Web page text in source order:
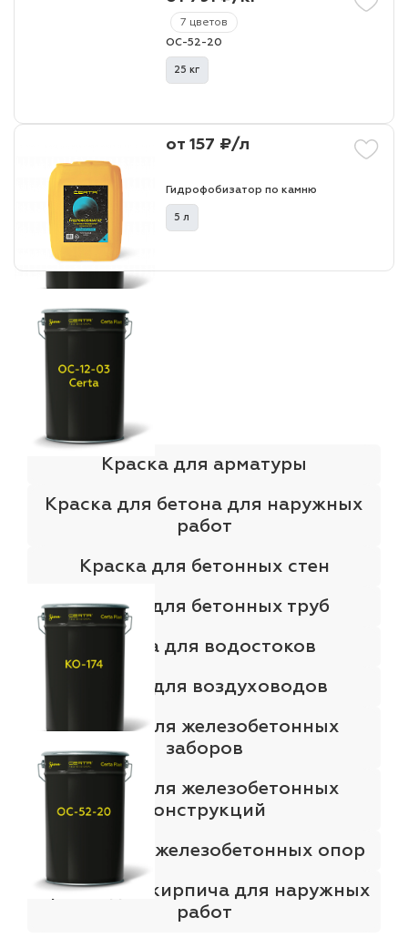
7 цветов
ОС-52-20
25 кг
от 157 ₽/л
Гидрофобизатор по камню
5 л
Краска для арматуры
Краска для бетона для наружных
работ
Краска для бетонных стен
Краска для бетонных труб
Краска для водостоков
Краска для воздуховодов
Краска для железобетонных
заборов
Краска для железобетонных
конструкций
Краска для железобетонных опор
Краска для кирпича для наружных
работ